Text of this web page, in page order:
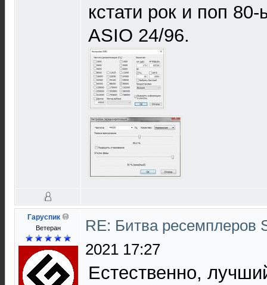
кстати рок и поп
ASIO 24/96.
Гаруспик
Ветеран
RE: Битва ресемплеров
2021 17:27
Естественно,